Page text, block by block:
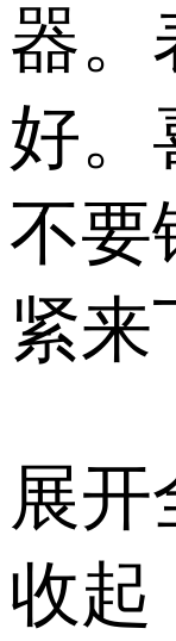
器。
好。
不要
紧来
展开
收起